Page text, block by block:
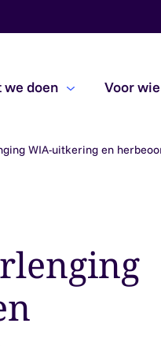
we doen Voor wie
WIA-uitkering en